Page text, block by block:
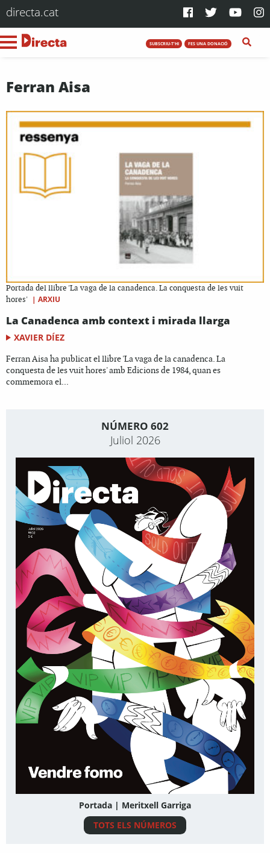
directa.cat
SUBSCRIU-T'HI FES UNA DONACIÓ
Ferran Aisa
Portada del llibre 'La vaga de la canadenca. La conquesta de les vuit
hores' | ARXIU
La Canadenca amb context i mirada llarga
XAVIER DÍEZ
Ferran Aisa ha publicat el llibre 'La vaga de la canadenca. La
conquesta de les vuit hores' amb Edicions de 1984, quan es
commemora el...
NÚMERO 602
Juliol 2026
Portada | Meritxell Garriga
TOTS ELS NÚMEROS